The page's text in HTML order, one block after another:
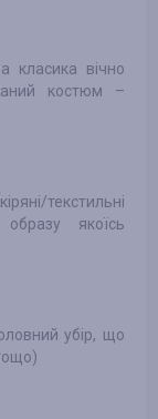
класика вічно
костюм –
текстильні
якоїсь
убір, що